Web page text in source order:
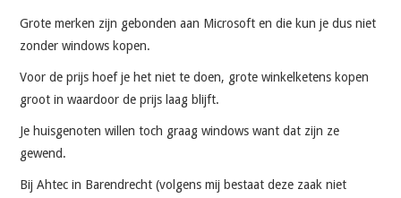
Grote merken zijn gebonden aan Microsoft en die kun je dus niet
zonder windows kopen.
Voor de prijs hoef je het niet te doen, grote winkelketens kopen
groot in waardoor de prijs laag blijft.
Je huisgenoten willen toch graag windows want dat zijn ze
gewend.
Bij Ahtec in Barendrecht (volgens mij bestaat deze zaak niet